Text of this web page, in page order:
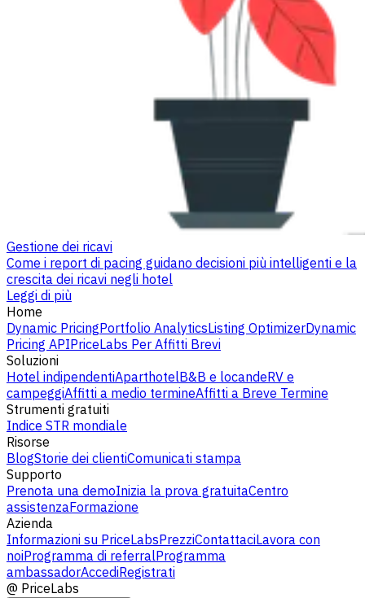
Gestione dei ricavi
Come i report di pacing guidano decisioni più intelligenti e la
crescita dei ricavi negli hotel
Leggi di più
Home
Dynamic PricingPortfolio AnalyticsListing OptimizerDynamic
Pricing APIPriceLabs Per Affitti Brevi
Soluzioni
Hotel indipendentiAparthotelB&B e locandeRV e
campeggiAffitti a medio termineAffitti a Breve Termine
Strumenti gratuiti
Indice STR mondiale
Risorse
BlogStorie dei clientiComunicati stampa
Supporto
Prenota una demoInizia la prova gratuitaCentro
assistenzaFormazione
Azienda
Informazioni su PriceLabsPrezziContattaciLavora con
noiProgramma di referralProgramma
ambassadorAccediRegistrati
@ PriceLabs